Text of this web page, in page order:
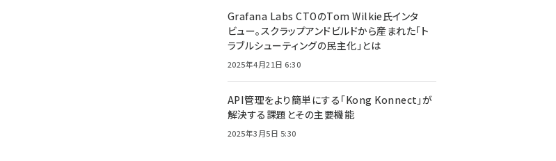
Grafana Labs CTOのTom Wilkie氏インタ
ビュー。スクラップアンドビルドから産まれた「ト
ラブルシューティングの民主化」とは
2025年4月21日 6:30
API管理をより簡単にする「Kong Konnect」が
解決する課題とその主要機能
2025年3月5日 5:30